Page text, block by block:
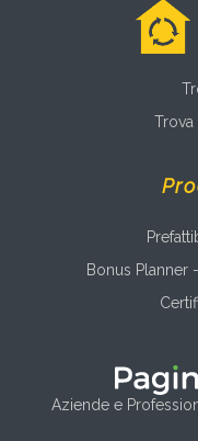
Trova
Bonus Planner
Aziende e